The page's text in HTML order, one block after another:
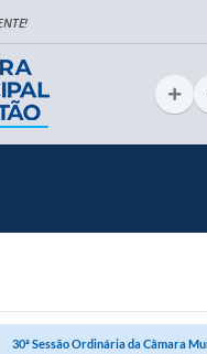
30ª Sessão Ordinária da Câmara